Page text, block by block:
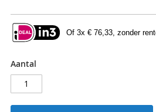
Of 3x € 76,33, zonder
Aantal